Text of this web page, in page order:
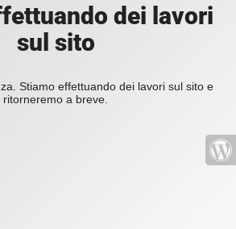
dei lavori
sul sito
Stiamo effettuando dei lavori sul sito e
ritorneremo a breve.